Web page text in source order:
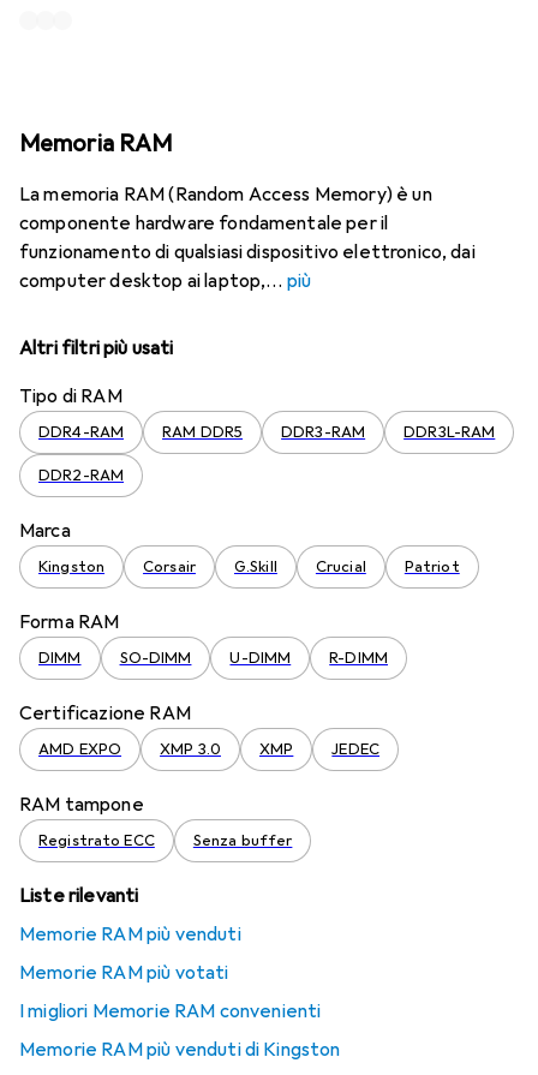
Memoria RAM
La memoria RAM (Random Access Memory) è un
componente hardware fondamentale per il
funzionamento di qualsiasi dispositivo elettronico, dai
computer desktop ai laptop,
più
Altri filtri più usati
Tipo di RAM
DDR4-RAM RAM DDR5 DDR3-RAM DDR3L-RAM
DDR2-RAM
Marca
Kingston Corsair G.Skill Crucial Patriot
Forma RAM
DIMM SO-DIMM U-DIMM R-DIMM
Certificazione RAM
AMD EXPO XMP 3.0 XMP JEDEC
RAM tampone
Registrato ECC Senza buffer
Liste rilevanti
Memorie RAM più venduti
Memorie RAM più votati
I migliori Memorie RAM convenienti
Memorie RAM più venduti di Kingston